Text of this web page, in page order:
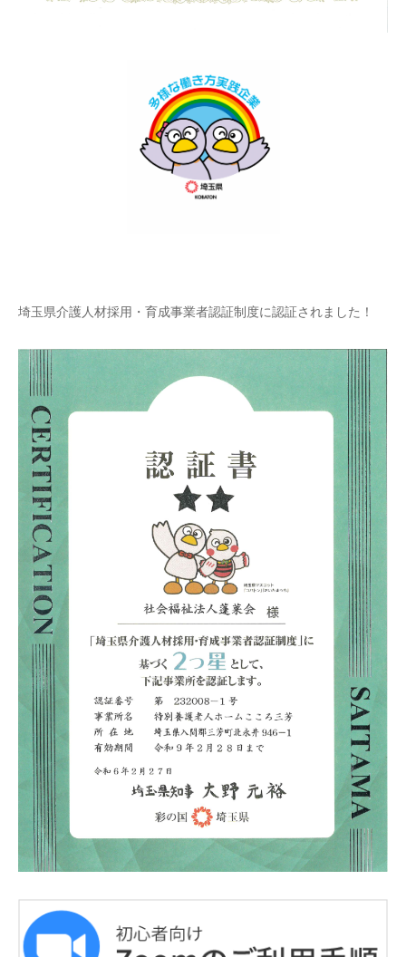
埼玉県介護人材採用・育成事業者認証制度に認証されました！